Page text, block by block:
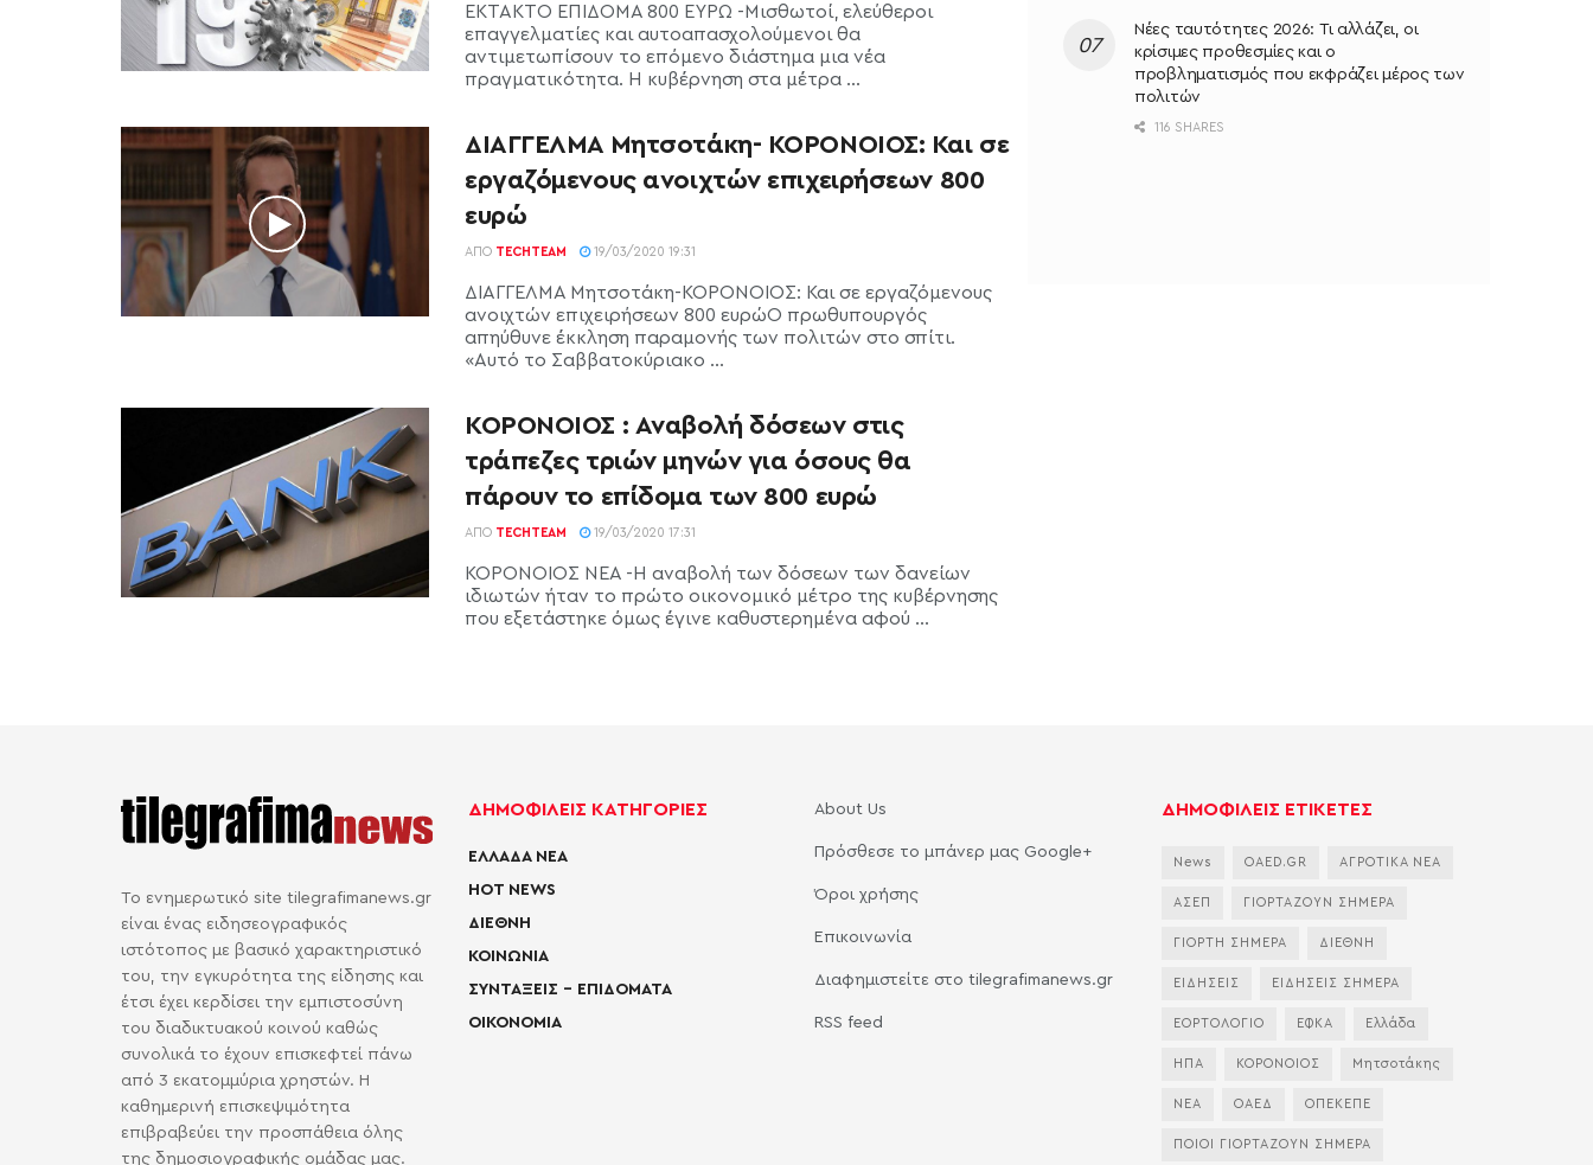
ΕΚΤΑΚΤΟ ΕΠΙΔΟΜΑ 800 ΕΥΡΩ -Μισθωτοί, ελεύθεροι
επαγγελματίες και αυτοαπασχολούμενοι θα
αντιμετωπίσουν το επόμενο διάστημα μια νέα
πραγματικότητα. Η κυβέρνηση στα μέτρα ...
ΔΙΑΓΓΕΛΜΑ Μητσοτάκη- ΚΟΡΟΝΟΙΟΣ: Και σε
εργαζόμενους ανοιχτών επιχειρήσεων 800
ευρώ
ΑΠΌ TECHTEAM 19/03/2020 19:31
ΔΙΑΓΓΕΛΜΑ Μητσοτάκη-ΚΟΡΟΝΟΙΟΣ: Και σε εργαζόμενους
ανοιχτών επιχειρήσεων 800 ευρώΟ πρωθυπουργός
απηύθυνε έκκληση παραμονής των πολιτών στο σπίτι.
«Αυτό το Σαββατοκύριακο ...
ΚΟΡΟΝΟΙΟΣ : Αναβολή δόσεων στις
τράπεζες τριών μηνών για όσους θα
πάρουν το επίδομα των 800 ευρώ
ΑΠΌ TECHTEAM 19/03/2020 17:31
ΚΟΡΟΝΟΙΟΣ ΝΕΑ -Η αναβολή των δόσεων των δανείων
ιδιωτών ήταν το πρώτο οικονομικό μέτρο της κυβέρνησης
που εξετάστηκε όμως έγινε καθυστερημένα αφού ...
Νέες ταυτότητες 2026: Τι αλλάζει, οι
κρίσιμες προθεσμίες και ο
προβληματισμός που εκφράζει μέρος των
πολιτών
116 SHARES
Το ενημερωτικό site tilegrafimanews.gr
είναι ένας ειδησεογραφικός
ιστότοπος με βασικό χαρακτηριστικό
του, την εγκυρότητα της είδησης και
έτσι έχει κερδίσει την εμπιστοσύνη
του διαδικτυακού κοινού καθώς
συνολικά το έχουν επισκεφτεί πάνω
από 3 εκατομμύρια χρηστών. Η
καθημερινή επισκεψιμότητα
επιβραβεύει την προσπάθεια όλης
της δημοσιογραφικής ομάδας μας.
ΔΗΜΟΦΙΛΕΙΣ ΚΑΤΗΓΟΡΙΕΣ
ΕΛΛΑΔΑ ΝΕΑ
HOT NEWS
ΔΙΕΘΝΗ
ΚΟΙΝΩΝΙΑ
ΣΥΝΤΑΞΕΙΣ – ΕΠΙΔΟΜΑΤΑ
ΟΙΚΟΝΟΜΙΑ
About Us
Πρόσθεσε το μπάνερ μας Google+
Όροι χρήσης
Επικοινωνία
Διαφημιστείτε στο tilegrafimanews.gr
RSS feed
ΔΗΜΟΦΙΛΕΙΣ ΕΤΙΚΕΤΕΣ
News OAED.GR ΑΓΡΟΤΙΚΑ ΝΕΑ
ΑΣΕΠ ΓΙΟΡΤΑΖΟΥΝ ΣΗΜΕΡΑ
ΓΙΟΡΤΗ ΣΗΜΕΡΑ ΔΙΕΘΝΗ
ΕΙΔΗΣΕΙΣ ΕΙΔΗΣΕΙΣ ΣΗΜΕΡΑ
ΕΟΡΤΟΛΟΓΙΟ ΕΦΚΑ Ελλάδα
ΗΠΑ ΚΟΡΟΝΟΙΟΣ Μητσοτάκης
ΝΕΑ ΟΑΕΔ ΟΠΕΚΕΠΕ
ΠΟΙΟΙ ΓΙΟΡΤΑΖΟΥΝ ΣΗΜΕΡΑ